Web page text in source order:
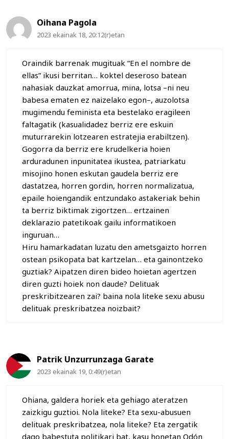
Oihana Pagola
2023 ekainak 18, 20:12(r)etan
Oraindik barrenak mugituak “En el nombre de
ellas” ikusi berritan… koktel deseroso batean
nahasiak dauzkat amorrua, mina, lotsa –ni neu
babesa ematen ez naizelako egon–, auzolotsa
mugimendu feminista eta bestelako eragileen
faltagatik (kasualidadez berriz ere eskuin
muturrarekin lotzearen estratejia erabiltzen).
Gogorra da berriz ere krudelkeria hoien
arduradunen inpunitatea ikustea, patriarkatu
misojino honen eskutan gaudela berriz ere
dastatzea, horren gordin, horren normalizatua,
epaile hoiengandik entzundako astakeriak behin
ta berriz biktimak zigortzen… ertzainen
deklarazio patetikoak gailu informatikoen
inguruan…
Hiru hamarkadatan luzatu den ametsgaizto horren
ostean psikopata bat kartzelan… eta gainontzeko
guztiak? Aipatzen diren bideo hoietan agertzen
diren guzti hoiek non daude? Delituak
preskribitzearen zai? baina nola liteke sexu abusu
delituak preskribatzea noizbait?
Patrik Unzurrunzaga Garate
2023 ekainak 19, 0:49(r)etan
Ohiana, galdera horiek eta gehiago ateratzen
zaizkigu guztioi. Nola liteke? Eta sexu-abusuen
delituak preskribatzea, nola liteke? Eta zergatik
dago babestuta politikari bat, kasu honetan Odón